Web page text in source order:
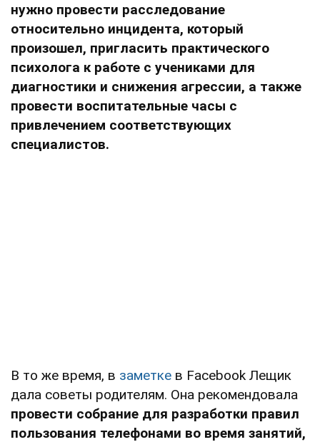
нужно провести расследование
относительно инцидента, который
произошел, пригласить практического
психолога к работе с учениками для
диагностики и снижения агрессии, а также
провести воспитательные часы с
привлечением соответствующих
специалистов.
В то же время, в заметке в Facebook Лещик
дала советы родителям. Она рекомендовала
провести собрание для разработки правил
пользования телефонами во время занятий,